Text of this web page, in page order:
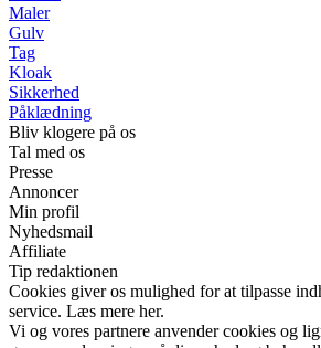
Maler
Gulv
Tag
Kloak
Sikkerhed
Påklædning
Bliv klogere på os
Tal med os
Presse
Annoncer
Min profil
Nyhedsmail
Affiliate
Tip redaktionen
Cookies giver os mulighed for at tilpasse
service. Læs mere her.
Vi og vores partnere anvender cookies og